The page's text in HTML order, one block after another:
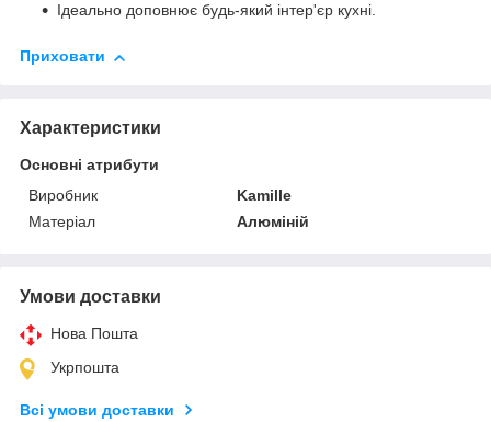
Ідеально доповнює будь-який інтер'єр кухні.
Приховати
Характеристики
Основні атрибути
Виробник
Kamille
Матеріал
Алюміній
Умови доставки
Нова Пошта
Укрпошта
Всі умови доставки